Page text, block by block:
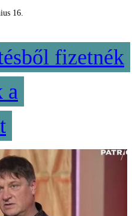
16.
fizetnék
a